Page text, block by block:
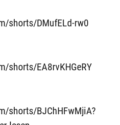
shorts/DMufELd-rw0
shorts/EA8rvKHGeRY
shorts/BJChHFwMjiA?